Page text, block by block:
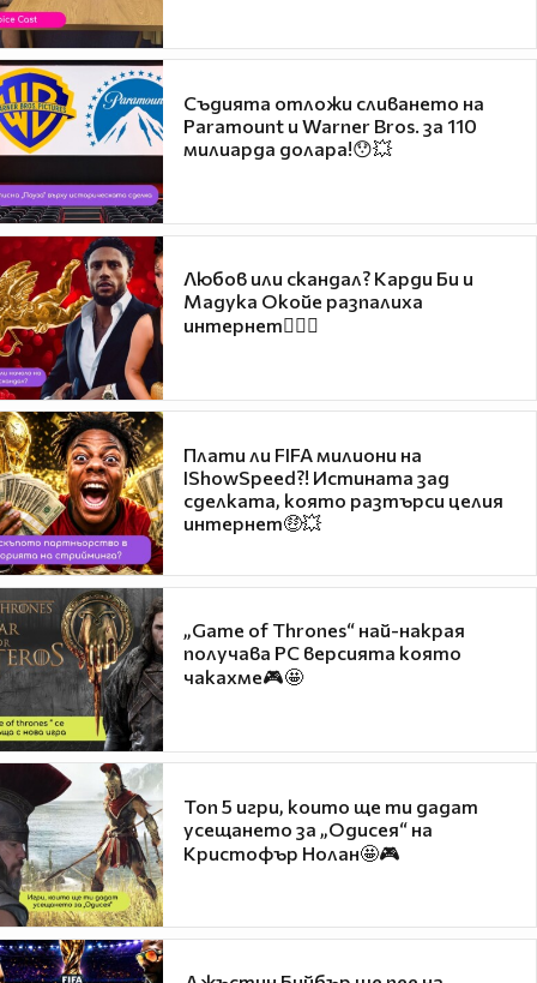
Съдията отложи сливането на
Paramount и Warner Bros. за 110
милиарда долара!😯💥
Любов или скандал? Карди Би и
Мадука Окойе разпалиха
интернет❤️‍🔥🔥
Плати ли FIFA милиони на
IShowSpeed?! Истината зад
сделката, която разтърси целия
интернет🤑💥
„Game of Thrones“ най-накрая
получава PC версията която
чакахме🎮🤩
Топ 5 игри, които ще ти дадат
усещането за „Одисея“ на
Кристофър Нолан🤩🎮